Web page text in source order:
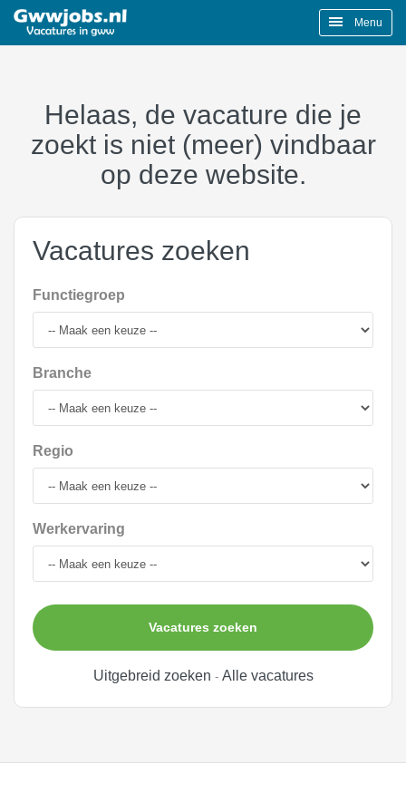
Menu
Helaas, de vacature die je
zoekt is niet (meer) vindbaar
op deze website.
Vacatures zoeken
Functiegroep
Branche
Regio
Werkervaring
Vacatures zoeken
Uitgebreid zoeken - Alle vacatures